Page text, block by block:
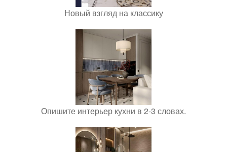
Новый взгляд на классику
Опишите интерьер кухни в 2-3 словах.